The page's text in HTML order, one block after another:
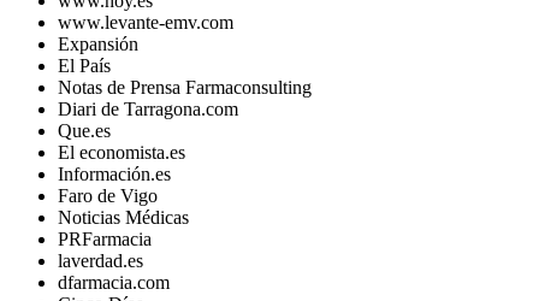
www.levante-emv.com
Expansión
El País
Notas de Prensa Farmaconsulting
Diari de Tarragona.com
Que.es
El economista.es
Información.es
Faro de Vigo
Noticias Médicas
PRFarmacia
laverdad.es
dfarmacia.com